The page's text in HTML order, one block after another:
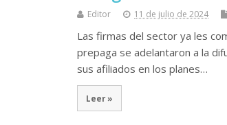
Editor 11 de julio de 2024
Las firmas del sector ya les
prepaga se adelantaron a la
sus afiliados en los planes…
Leer »